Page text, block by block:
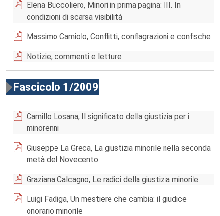
Elena Buccoliero, Minori in prima pagina: III. In
condizioni di scarsa visibilità
Massimo Camiolo, Conflitti, conflagrazioni e confische
Notizie, commenti e letture
Fascicolo 1/2009
Camillo Losana, Il significato della giustizia per i
minorenni
Giuseppe La Greca, La giustizia minorile nella seconda
metà del Novecento
Graziana Calcagno, Le radici della giustizia minorile
Luigi Fadiga, Un mestiere che cambia: il giudice
onorario minorile